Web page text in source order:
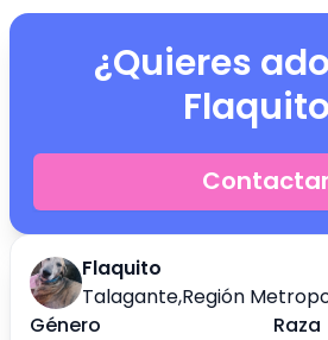
Flaquito
Talagante,Región
Género
Raza
¿Quieres
Flaquito
Contactar